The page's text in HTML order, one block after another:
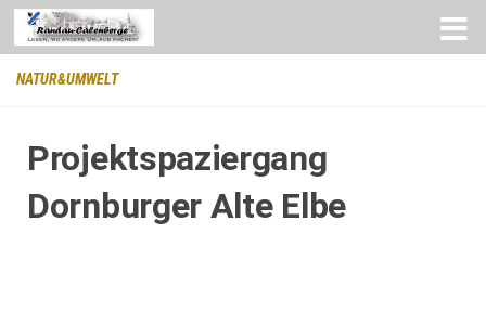
Zum Inhalt springen
NATUR&UMWELT
Projektspaziergang
Dornburger Alte Elbe